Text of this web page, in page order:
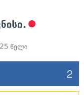
წელი
2